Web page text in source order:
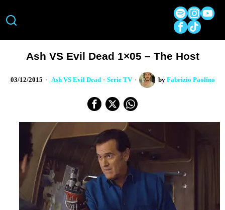
Ash VS Evil Dead 1×05 – The Host
03/12/2015 Ash VS Evil Dead · Serie TV by Fabrizio Paolino